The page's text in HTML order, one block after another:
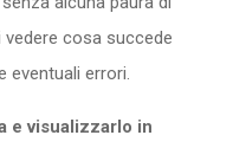
cosa succede
eventuali errori.
e visualizzarlo in